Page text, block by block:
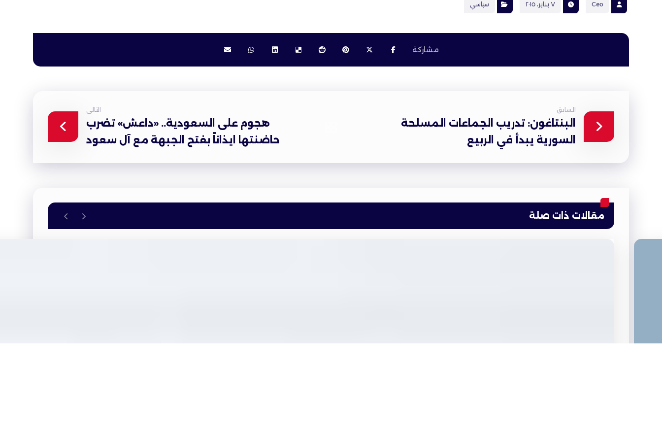
Ceo ٧ يناير، ٢٠١٥ سياسي
السابق
البنتاغون: تدريب الجماعات المسلحة
السورية يبدأ في الربيع
التالى
هجوم على السعودية.. «داعش» تضرب
حاضنتها ايذاناً بفتح الجبهة مع آل سعود
مقالات ذات صلة